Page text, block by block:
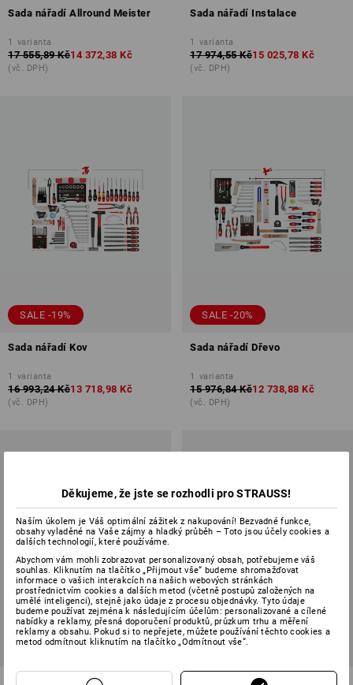
Sada nářadí Allround Meister
1 varianta
17 555,89 Kč14 372,38 Kč
(vč. DPH)
Sada nářadí Instalace
1 varianta
17 974,55 Kč15 025,78 Kč
(vč. DPH)
SALE -19%
Sada nářadí Kov
1 varianta
16 993,24 Kč13 718,98 Kč
(vč. DPH)
SALE -20%
Sada nářadí Dřevo
1 varianta
15 976,84 Kč12 738,88 Kč
(vč. DPH)
Sada nářadí Elektro Sada nářadí Elektro Profi
Děkujeme, že jste se rozhodli pro STRAUSS!
Naším úkolem je Váš optimální zážitek z nakupování! Bezvadné funkce,
obsahy vyladěné na Vaše zájmy a hladký průběh – Toto jsou účely cookies a
dalších technologií, které používáme.
Abychom vám mohli zobrazovat personalizovaný obsah, potřebujeme váš
souhlas. Kliknutím na tlačítko „Přijmout vše“ budeme shromažďovat
informace o vašich interakcích na našich webových stránkách
prostřednictvím cookies a dalších metod (včetně postupů založených na
umělé inteligenci), stejně jako údaje z procesu objednávky. Tyto údaje
budeme používat zejména k následujícím účelům: personalizované a cílené
nabídky a reklamy, přesná doporučení produktů, průzkum trhu a měření
reklamy a obsahu. Pokud si to nepřejete, můžete používání těchto cookies a
metod odmítnout kliknutím na tlačítko „Odmítnout vše“.